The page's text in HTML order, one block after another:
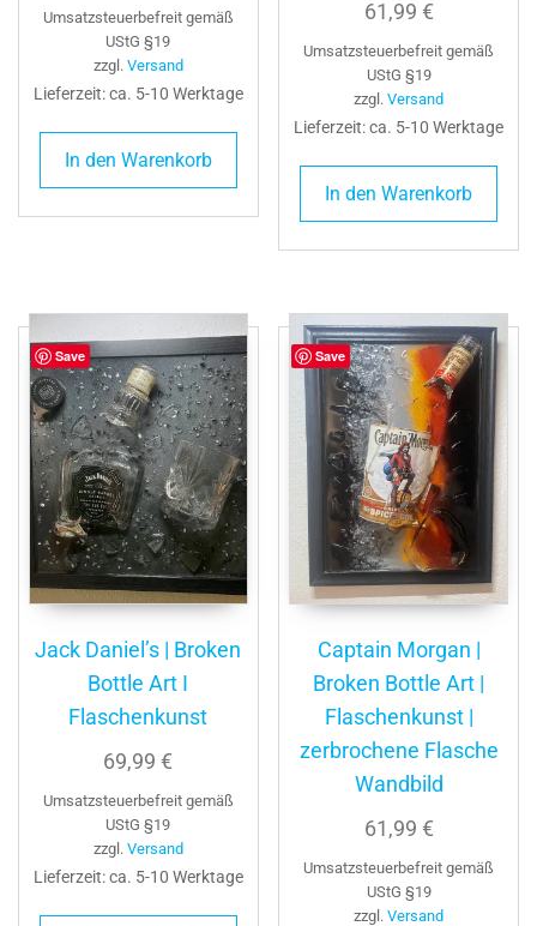
Umsatzsteuerbefreit gemäß
UStG §19
zzgl. Versand
Lieferzeit: ca. 5-10 Werktage
In den Warenkorb
61,99 €
Umsatzsteuerbefreit gemäß
UStG §19
zzgl.Versand
Lieferzeit: ca. 5-10 Werktage
In den Warenkorb
Save
Jack Daniel’s | Broken
Bottle Art I
Flaschenkunst
69,99€
Umsatzsteuerbefreit gemäß
UStG §19
zzgl. Versand
Lieferzeit: ca. 5-10 Werktage
Save
Captain Morgan |
Broken Bottle Art |
Flaschenkunst |
zerbrochene Flasche
Wandbild
61,99 €
Umsatzsteuerbefreit gemäß
UStG §19
zzgl.Versand